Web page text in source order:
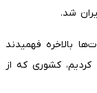
شد.
بالاخره فهمیدند
کشوری که از